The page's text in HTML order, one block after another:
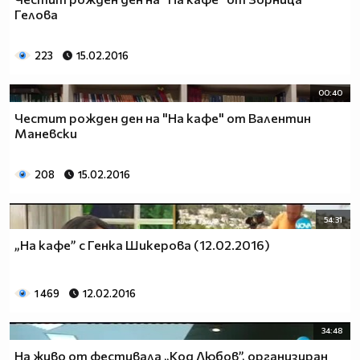
Гелова
223 15.02.2016
00:40
Честит рожден ден на "На кафе" от Валентин
Маневски
208 15.02.2016
54:31
„На кафе” с Генка Шикерова (12.02.2016)
1 469 12.02.2016
34:48
На живо от фестивала „Код Любов”, организиран